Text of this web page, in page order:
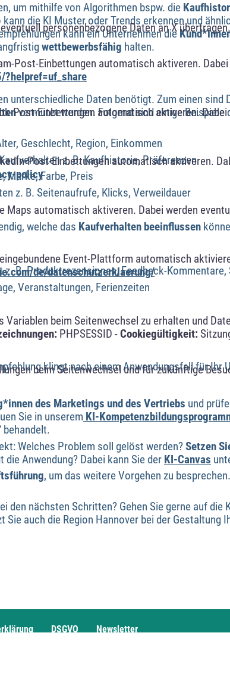
personenbezogene Daten an X
Post-Einbettungen automatisch aktiveren.
Post-Einbettungen automatisch aktiveren.
Post-Einbettungen automatisch aktiveren.
policy
Maps automatisch aktiveren. Dabei werden
Event-Plattform automatisch
de/datenschutzerklaerung/
Variablen beim Seitenwechsel zu erhalten und
PHPSESSID -Cookiegültigkeit:
beim Seitenwechsel und für zukünftige
um mithilfe von Algorithmen bspw. die
kann die KI Muster oder Trends erkennen und
kann ein Unternehmen die
wettbewerbsfähig halten.
unterschiedliche Daten benötigt. Zum einen sind
vermutet werden. Folgend sind einige Beispiele
Geschlecht, Region, Einkommen
z. B. Kaufhistorie, Präferenzen
Marke, Farbe, Preis
z. B. Seitenaufrufe, Klicks, Verweildauer
welche das Kaufverhalten beeinflussen
z. B. Produktrezensionen, Feedback-
Veranstaltungen, Ferienzeiten
klingt nach einem Anwendungsfall für Ihr
des Marketings und des Vertriebs und
Sie in unserem KI-
behandelt.
Welches Problem soll gelöst werden?Setzen
Anwendung? Dabei kann Sie der KI-Canvas
, um das weitere Vorgehen zu besprechen.
den nächsten Schritten? Gehen Sie gerne auf die
Sie auch die Region Hannover bei der Gestaltung
DSGVO Newsletter